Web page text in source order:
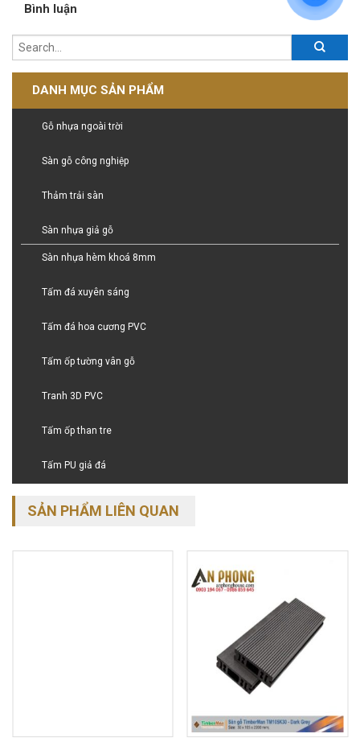
Bình luận
DANH MỤC SẢN PHẨM
Gỗ nhựa ngoài trời
Sàn gỗ công nghiệp
Thảm trải sàn
Sàn nhựa giả gỗ
Sàn nhựa hèm khoá 8mm
Tấm đá xuyên sáng
Tấm đá hoa cương PVC
Tấm ốp tường vân gỗ
Tranh 3D PVC
Tấm ốp than tre
Tấm PU giả đá
SẢN PHẨM LIÊN QUAN